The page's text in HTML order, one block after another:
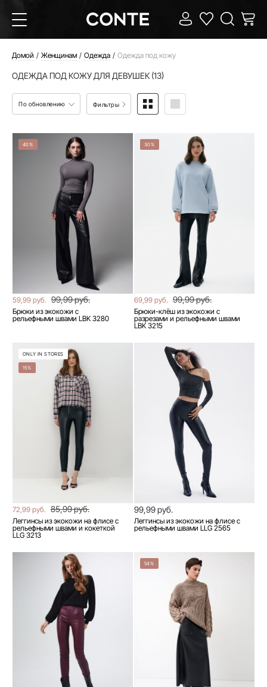
Домой Женщинам Одежда Одежда под кожу
ОДЕЖДА ПОД КОЖУ ДЛЯ ДЕВУШЕК (13)
По обновлению Фильтры
40%
59,99 руб. 99,99 руб.
Брюки из экокожи с
рельефными швами LBK 3280
30%
69,99 руб. 99,99 руб.
Брюки-клёш из экокожи с
разрезами и рельефными швами
LBK 3215
ONLY IN STORES
15%
72,99 руб. 85,99 руб.
Леггинсы из экокожи на флисе с
рельефными швами и кокеткой
LLG 3213
99,99 руб.
Леггинсы из экокожи на флисе с
рельефными швами LLG 2565
54%